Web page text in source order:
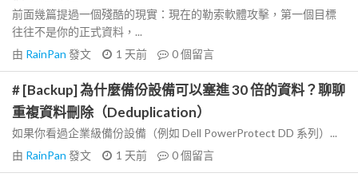
前面幾篇提過一個殘酷的現實：現在的勒索軟體攻擊，第一個目標
往往不是你的正式資料，...
由 RainPan 發文 1 天前 0個留言
# [Backup] 為什麼備份設備可以塞進 30 倍的資料？聊聊
重複資料刪除（Deduplication）
如果你看過企業級備份設備（例如 Dell PowerProtect DD 系列）...
由 RainPan 發文 1 天前 0個留言